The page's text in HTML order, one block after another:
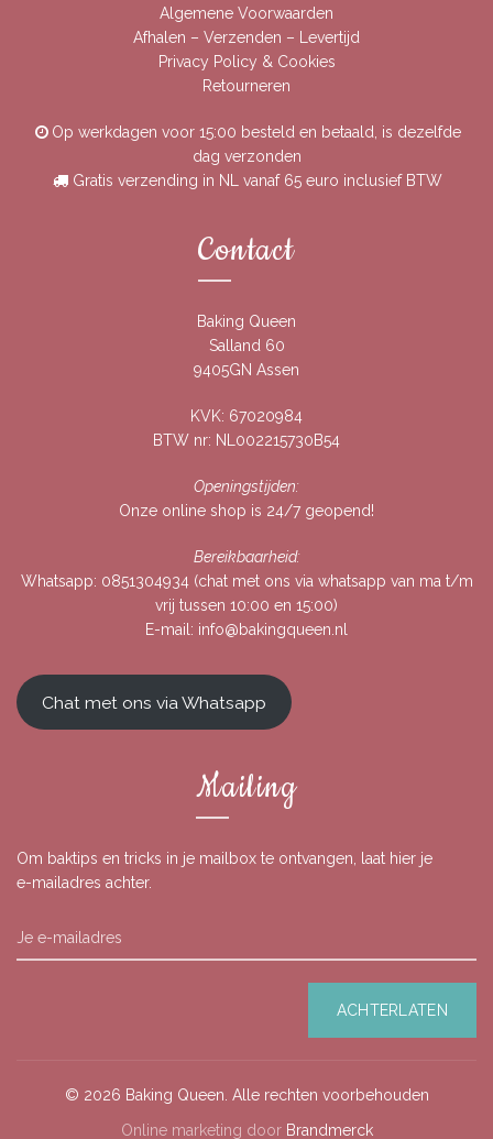
Algemene Voorwaarden
Afhalen – Verzenden – Levertijd
Privacy Policy & Cookies
Retourneren
Op werkdagen voor 15:00 besteld en betaald, is dezelfde
dag verzonden
Gratis verzending in NL vanaf 65 euro inclusief BTW
Contact
Baking Queen
Salland 60
9405GN Assen
KVK: 67020984
BTW nr: NL002215730B54
Openingstijden:
Onze online shop is 24/7 geopend!
Bereikbaarheid:
Whatsapp: 0851304934(chat met ons via whatsapp van ma t/m
vrij tussen 10:00 en 15:00)
E-mail: info@bakingqueen.nl
Chat met ons via Whatsapp
Mailing
Om baktips en tricks in je mailbox te ontvangen, laat hier je
e-mailadres achter.
© 2026 Baking Queen . Alle rechten voorbehouden
Online marketing door Brandmerck